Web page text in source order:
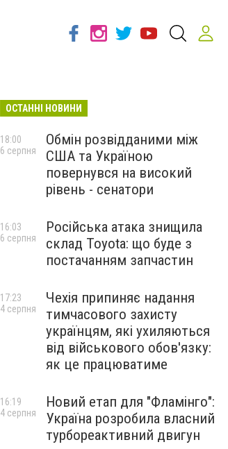
ОСТАННІ НОВИНИ
Обмін розвідданими між
США та Україною
повернувся на високий
рівень - сенатори
18:00
6 серпня
Російська атака знищила
склад Toyota: що буде з
постачанням запчастин
16:03
6 серпня
Чехія припиняє надання
тимчасового захисту
українцям, які ухиляються
від військового обов'язку:
як це працюватиме
17:23
4 серпня
Новий етап для "Фламінго":
Україна розробила власний
турбореактивний двигун
16:19
4 серпня